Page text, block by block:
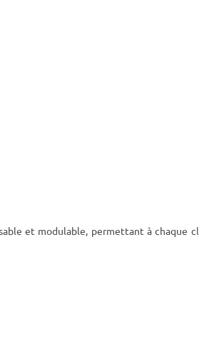
et modulable, permettant à chaque